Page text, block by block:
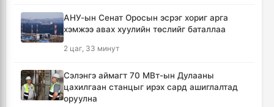
АНУ-ын Сенат Оросын эсрэг хориг арга
хэмжээ авах хуулийн төслийг баталлаа
2 цаг, 33 минут
Сэлэнгэ аймагт 70 МВт-ын Дулааны
цахилгаан станцыг ирэх сард ашиглалтад
оруулна